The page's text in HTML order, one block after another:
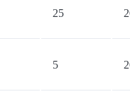
25
5